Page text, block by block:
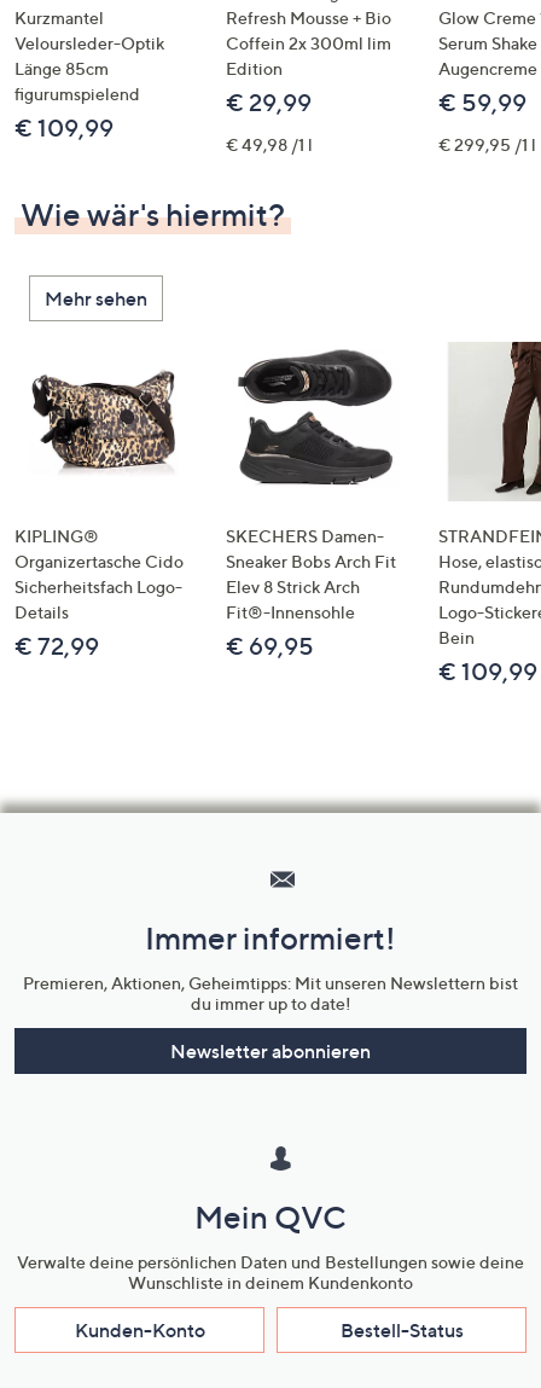
bzw.
rechts,
um
diese
anzuzeigen.
Kurzmantel
Veloursleder-Optik
Länge 85cm
figurumspielend
€ 109,99
Refresh Mousse + Bio
Coffein 2x 300ml lim
Edition
€ 29,99
€ 49,98 /1 l
Glow Creme
Serum
€ 59,99
€ 299,95 /1 l
Wie wär's hiermit?
Mehr sehen
KIPLING®
Organizertasche Cido
Sicherheitsfach Logo-
Details
€ 72,99
SKECHERS Damen-
Sneaker Bobs Arch Fit
Elev 8 Strick Arch
Fit®-Innensohle
€ 69,95
Hose,
Logo-
Bein
€ 109,99
Unternehmensinformationen
Immer informiert!
Premieren, Aktionen, Geheimtipps: Mit unseren Newslettern bist
du immer up to date!
Newsletter abonnieren
Mein QVC
Verwalte deine persönlichen Daten und Bestellungen sowie deine
Wunschliste in deinem Kundenkonto
Kunden-Konto Bestell-Status